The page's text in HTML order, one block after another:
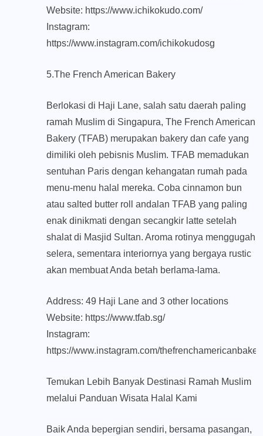
Website: https://www.ichikokudo.com/
Instagram:
https://www.instagram.com/ichikokudosg
5.The French American Bakery
Berlokasi di Haji Lane, salah satu daerah paling
ramah Muslim di Singapura, The French American
Bakery (TFAB) merupakan bakery dan cafe yang
dimiliki oleh pebisnis Muslim. TFAB memadukan
sentuhan Paris dengan kehangatan rumah pada
menu-menu halal mereka. Coba cinnamon bun
atau salted butter roll andalan TFAB yang paling
enak dinikmati dengan secangkir latte setelah
shalat di Masjid Sultan. Aroma rotinya menggugah
selera, sementara interiornya yang bergaya rustic
akan membuat Anda betah berlama-lama.
Address: 49 Haji Lane and 3 other locations
Website: https://www.tfab.sg/
Instagram:
https://www.instagram.com/
Temukan Lebih Banyak Destinasi Ramah Muslim
melalui Panduan Wisata Halal Kami
Baik Anda bepergian sendiri, bersama pasangan,